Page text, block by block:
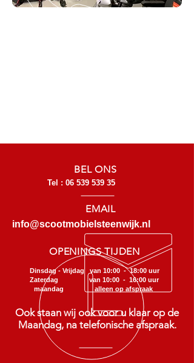
BEL ONS
Tel : 06 539 539 35
EMAIL
info@scootmobielsteenwijk.nl
OPENINGS TIJDEN
Dinsdag - Vrijdag van 10:00 - 18:00 uur
Zaterdag van 10:00 - 16:00 uur
maandag alleen op afspraak
Ook staan wij ook voor u klaar op de
Maandag, na telefonische afspraak.